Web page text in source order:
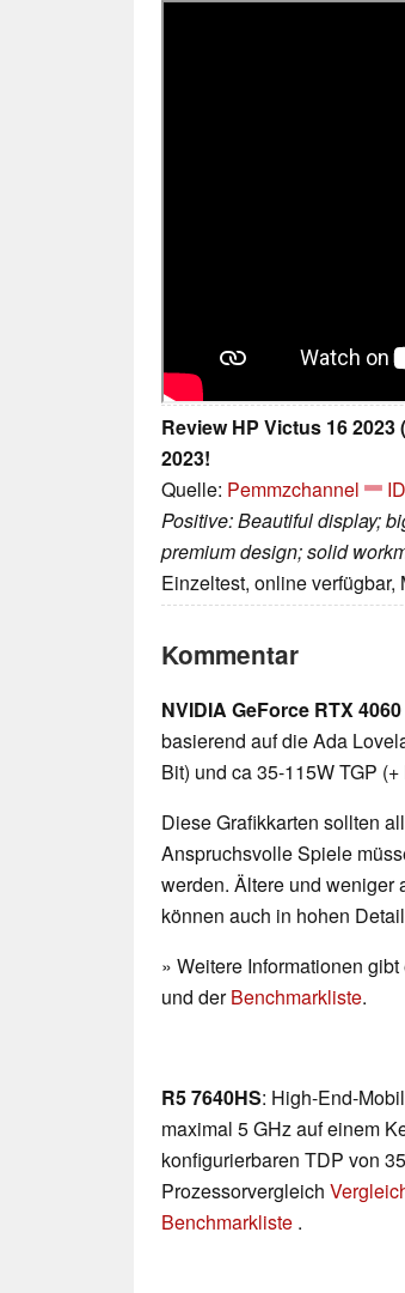
Review HP Victus 16
2023!
Quelle: Pemmzchannel
Positive: Beautiful display;
premium design; solid
Einzeltest, online verfügbar,
Kommentar
NVIDIA GeForce RTX
basierend auf die Ada
Bit) und ca 35-115W TGP
Diese Grafikkarten sollten
Anspruchsvolle Spiele
werden. Ältere und
können auch in hohen
» Weitere Informationen
und derBenchmarkliste.
R5 7640HS: High-End-
maximal 5 GHz auf einem
konfigurierbaren TDP von
Prozessorvergleich
Benchmarkliste .